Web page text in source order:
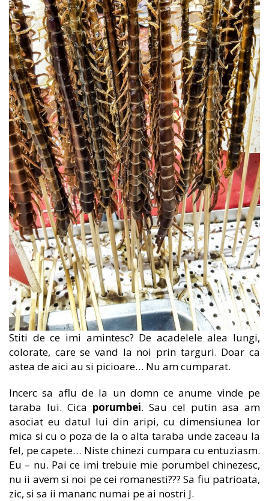
Stiti de ce imi amintesc? De acadelele alea lungi,
colorate, care se vand la noi prin targuri. Doar ca
astea de aici au si picioare… Nu am cumparat.
Incerc sa aflu de la un domn ce anume vinde pe
taraba lui. Cica porumbei. Sau cel putin asa am
asociat eu datul lui din aripi, cu dimensiunea lor
mica si cu o poza de la o alta taraba unde zaceau la
fel, pe capete… Niste chinezi cumpara cu entuziasm.
Eu – nu. Pai ce imi trebuie mie porumbel chinezesc,
nu ii avem si noi pe cei romanesti??? Sa fiu patrioata,
zic, si sa ii mananc numai pe ai nostri J.